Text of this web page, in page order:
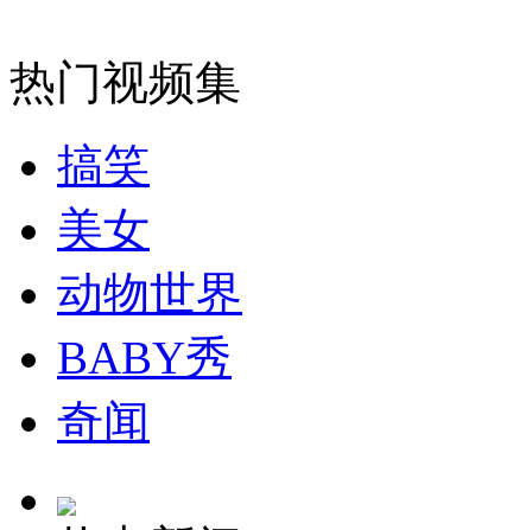
女孩北京地铁殴打老人 痛下狠手拳打脚踢
无痛分娩是否安全 医生回应
外交部：有关国家言论片面不公正
热门视频集
搞笑
美女
动物世界
BABY秀
奇闻